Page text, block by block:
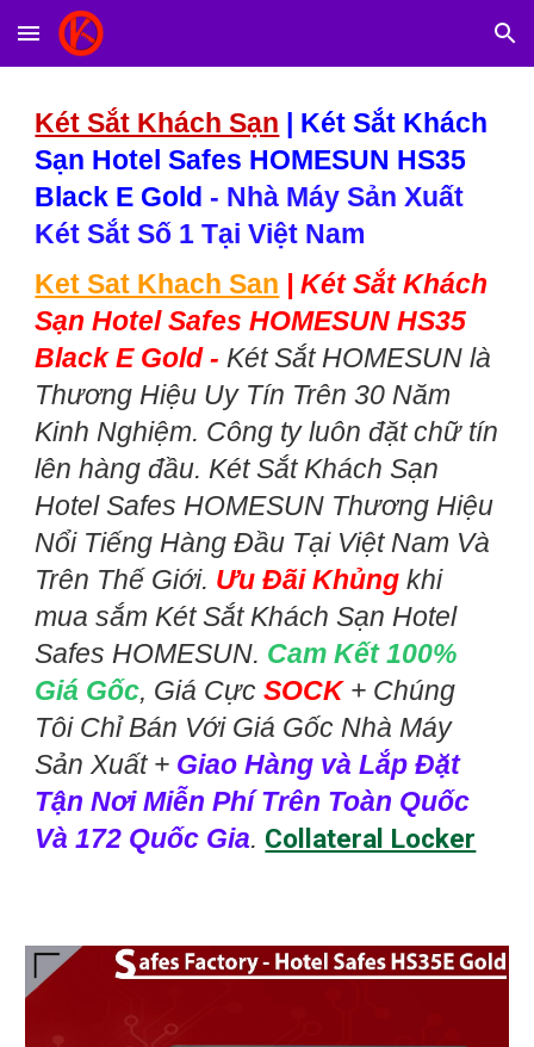
Skip to main content Skip to navigation
Két Sắt Khách Sạn | Két Sắt Khách
Sạn Hotel Safes HOMESUN HS35
Black E Gold - Nhà Máy Sản Xuất
Két Sắt Số 1 Tại Việt Nam
Ket Sat Khach San |Két Sắt Khách
Sạn Hotel Safes HOMESUN HS35
Black E Gold - Két Sắt HOMESUN là
Thương Hiệu Uy Tín Trên 30 Năm
Kinh Nghiệm. Công ty luôn đặt chữ tín
lên hàng đầu. Két Sắt Khách Sạn
Hotel Safes HOMESUN Thương Hiệu
Nổi Tiếng Hàng Đầu Tại Việt Nam Và
Trên Thế Giới. Ưu Đãi Khủng khi
mua sắm Két Sắt Khách Sạn Hotel
Safes HOMESUN. Cam Kết 100%
Giá Gốc, Giá CựcSOCK+ Chúng
Tôi Chỉ Bán Với Giá Gốc Nhà Máy
Sản Xuất + Giao Hàng và Lắp Đặt
Tận Nơi Miễn Phí Trên Toàn Quốc
Và 172 Quốc Gia. Collateral Locker